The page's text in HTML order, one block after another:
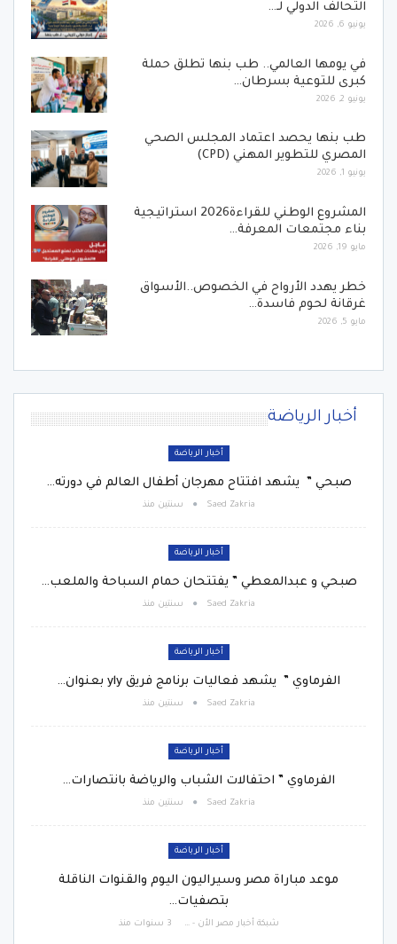
التحالف الدولي لـ…
يونيو 6, 2026
في يومها العالمي.. طب بنها تطلق حملة
كبرى للتوعية بسرطان…
يونيو 2, 2026
طب بنها يحصد اعتماد المجلس الصحي
المصري للتطوير المهني (CPD)
يونيو 1, 2026
المشروع الوطني للقراءة2026 استراتيجية
بناء مجتمعات المعرفة…
مايو 19, 2026
خطر يهدد الأرواح في الخصوص..الأسواق
غرقانة لحوم فاسدة…
مايو 5, 2026
أخبار الرياضة
أخبار الرياضة
صبحي ” يشهد افتتاح مهرجان أطفال العالم في دورته…
Saed Zakria سنتين منذ
أخبار الرياضة
صبحي و عبدالمعطي ” يفتتحان حمام السباحة والملعب…
Saed Zakria سنتين منذ
أخبار الرياضة
الفرماوي ” يشهد فعاليات برنامج فريق yly بعنوان…
Saed Zakria سنتين منذ
أخبار الرياضة
الفرماوي ” احتفالات الشباب والرياضة بانتصارات…
Saed Zakria سنتين منذ
أخبار الرياضة
موعد مباراة مصر وسيراليون اليوم والقنوات الناقلة
بتصفيات…
شبكة أخبار مصر الأن - Egypt News Network Now 3 سنوات منذ